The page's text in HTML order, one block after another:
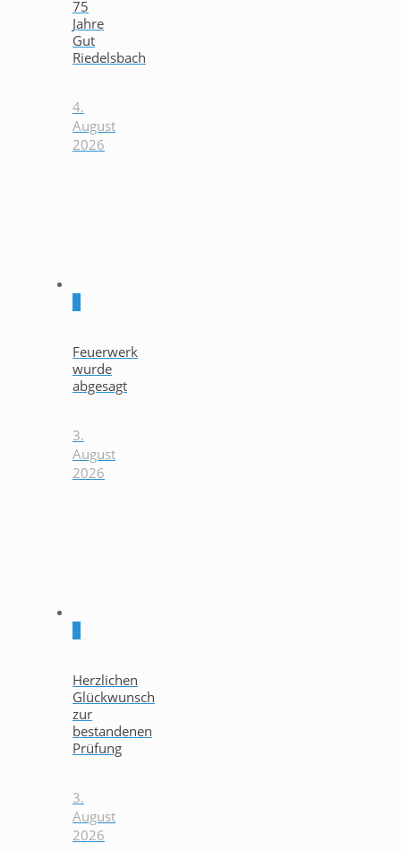
75
Jahre
Gut
Riedelsbach
4.
August
2026
Feuerwerk
wurde
abgesagt
3.
August
2026
Herzlichen
Glückwunsch
zur
bestandenen
Prüfung
3.
August
2026